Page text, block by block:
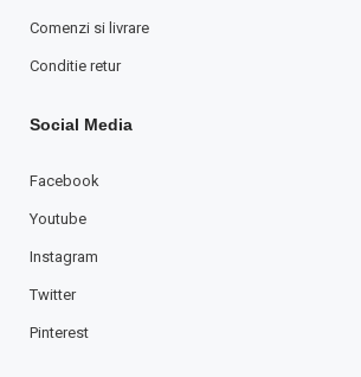
Comenzi si livrare
Conditie retur
Social Media
Facebook
Youtube
Instagram
Twitter
Pinterest